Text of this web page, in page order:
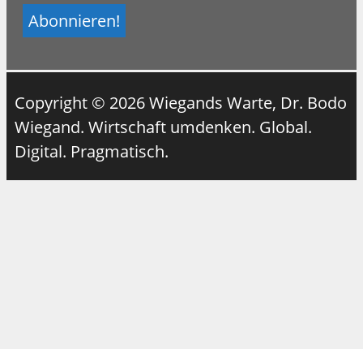
Copyright © 2026 Wiegands Warte, Dr. Bodo
Wiegand. Wirtschaft umdenken. Global.
Digital. Pragmatisch.